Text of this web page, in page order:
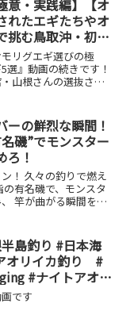
意・実践編】【オ
れたエギたちやオ
挑む鳥取沖・初夏
。選んだエギは
か？【イカメタ
リグエギ選びの極
選』動画の続きです！
山根さんの選抜され
ーの鮮烈な瞬間！
磯”でモンスター
ろ！
！ 久々の釣りで燃え
有名磯で、モンスタ
竿が曲がる瞬間を喜
島釣り #日本海
です